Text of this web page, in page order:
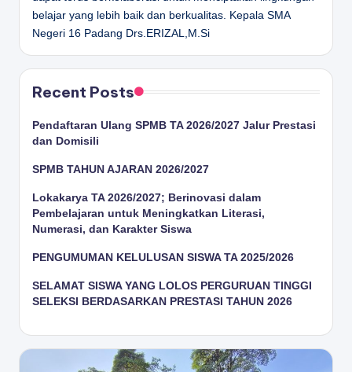
belajar yang lebih baik dan berkualitas. Kepala SMA
Negeri 16 Padang Drs.ERIZAL,M.Si
Recent Posts
Pendaftaran Ulang SPMB TA 2026/2027 Jalur Prestasi
dan Domisili
SPMB TAHUN AJARAN 2026/2027
Lokakarya TA 2026/2027; Berinovasi dalam
Pembelajaran untuk Meningkatkan Literasi,
Numerasi, dan Karakter Siswa
PENGUMUMAN KELULUSAN SISWA TA 2025/2026
SELAMAT SISWA YANG LOLOS PERGURUAN TINGGI
SELEKSI BERDASARKAN PRESTASI TAHUN 2026